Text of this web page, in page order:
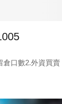
倉口數2.外資買賣